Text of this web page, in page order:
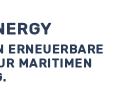
ERNEUERBARE
MARITIMEN